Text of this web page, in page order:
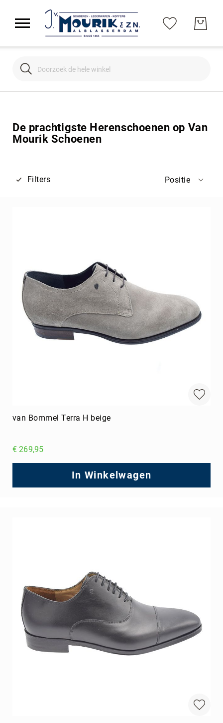
Search
De prachtigste Herenschoenen op Van
Mourik Schoenen
Filters Positie
van Bommel Terra H beige
€ 269,95
In Winkelwagen